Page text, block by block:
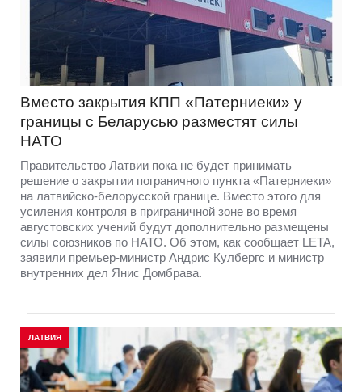
Вместо закрытия КПП «Патерниеки» у
границы с Беларусью разместят силы
НАТО
Правительство Латвии пока не будет принимать
решение о закрытии пограничного пункта «Патерниеки»
на латвийско-белорусской границе. Вместо этого для
усиления контроля в приграничной зоне во время
августовских учений будут дополнительно размещены
силы союзников по НАТО. Об этом, как сообщает LETA,
заявили премьер-министр Андрис Кулбергс и министр
внутренних дел Янис Домбрава.
ЛАТВИЯ